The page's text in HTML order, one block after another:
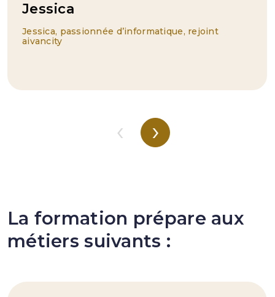
Jessica
Jessica, passionnée d’informatique, rejoint
aivancity
‹ ›
La formation prépare aux
métiers suivants :